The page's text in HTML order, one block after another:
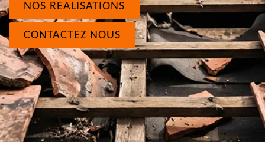
NOS REALISATIONS
CONTACTEZ NOUS